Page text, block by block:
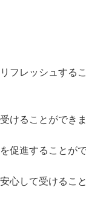
フレッシュする
けることができま
促進することがで
心して受けるこ